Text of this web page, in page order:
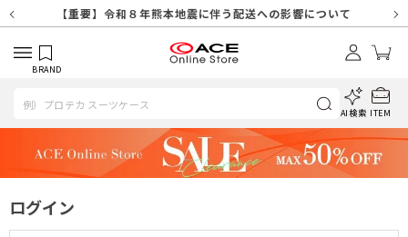
【重要】令和８年熊本地震に伴う配送への影響について
【重要】納品書・領収書ペーパーレス化（電子化）のお知らせ
【重要】天候不良や交通状況・物量増等に伴う配送への影響について
【重要】悪質な詐欺サイトにご注意ください
【重要】各種メールが届かない場合に関しまして
【重要】お問い合わせのご対応に関しまして
【重要】SNSのなりすまし詐欺にご注意ください
BRAND
AI検索 ITEM
ログイン